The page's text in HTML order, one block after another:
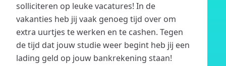
solliciteren op leuke vacatures! In de
vakanties heb jij vaak genoeg tijd over om
extra uurtjes te werken en te cashen. Tegen
de tijd dat jouw studie weer begint heb jij een
lading geld op jouw bankrekening staan!